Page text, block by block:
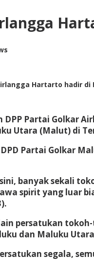
Hartarto hadir
DPP Partai Golkar
Utara (Malut) di
Partai Golkar
banyak sekali
spirit yang luar
persatukan
dan Maluku
segala,